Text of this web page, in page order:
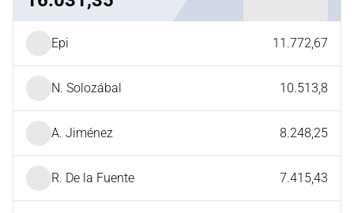
Epi 11.772,67
N. Solozábal 10.513,8
A. Jiménez 8.248,25
R. De la Fuente 7.415,43